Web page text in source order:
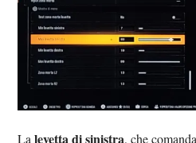
Lalevetta di sinistra, che